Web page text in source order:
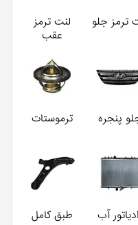
ترمز جلو
لنت ترمز
عقب
پنجره ترموستات
آب طبق کامل